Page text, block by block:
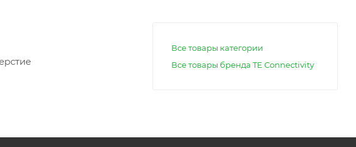
Все товары категории
Все товары бренда TE Connectivity